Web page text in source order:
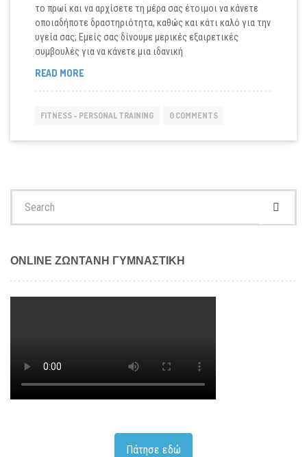
το πρωί και να αρχίσετε τη μέρα σας έτοιμοι να κάνετε
οποιαδήποτε δραστηριότητα, καθώς και κάτι καλό για την
υγεία σας; Εμείς σας δίνουμε μερικές εξαιρετικές
συμβουλές για να κάνετε μια ιδανική
READ MOREΔΟΚΊΜΑΣΕ
ΠΡΩΙΝΉ
FITNESS - PERSONAL TRAINING 0 COMMENTS
ONLINE ΖΩΝΤΑΝΗ ΓΥΜΝΑΣΤΙΚΗ
Πάτησε εδώ